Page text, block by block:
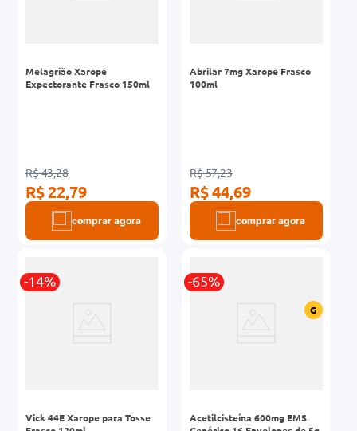
Melagrião Xarope
Expectorante Frasco 150ml
R$ 43,28
R$ 22,79
comprar agora
Abrilar 7mg Xarope Frasco
100ml
R$ 57,23
R$ 44,69
comprar agora
-14%
Vick 44E Xarope para Tosse
-65%
G
Acetilcisteína 600mg EMS